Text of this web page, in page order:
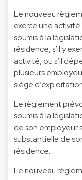
Le nouveau
exerce une activité
soumis à la
résidence, s’il y
activité, ou s’il
plusieurs
siège
Le règlement
soumis à la
de son employeur
substantielle de
résidence.
Le nouveau